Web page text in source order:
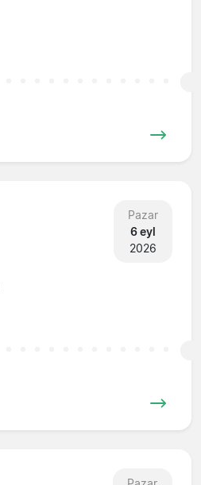
Pazar
6 eyl
2026